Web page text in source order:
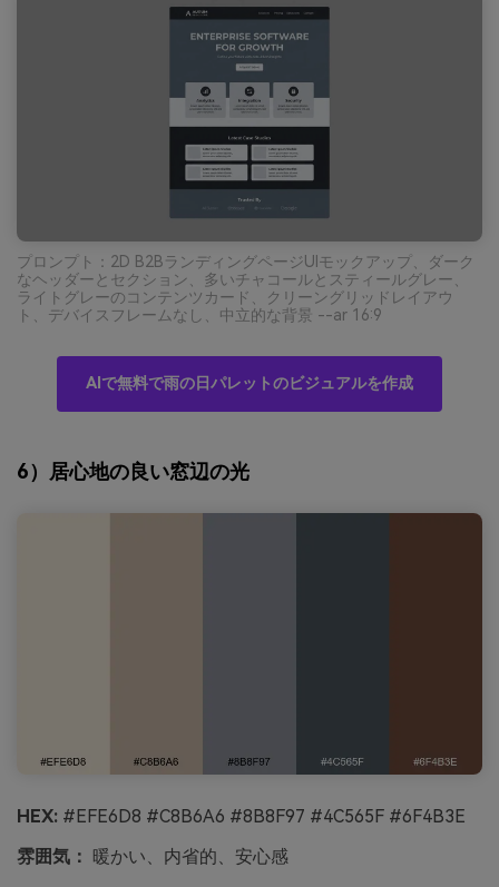
プロンプト：2D B2BランディングページUIモックアップ、ダーク
なヘッダーとセクション、多いチャコールとスティールグレー、
ライトグレーのコンテンツカード、クリーングリッドレイアウ
ト、デバイスフレームなし、中立的な背景 --ar 16:9
AIで無料で雨の日パレットのビジュアルを作成
6）居心地の良い窓辺の光
HEX: #EFE6D8 #C8B6A6 #8B8F97 #4C565F #6F4B3E
雰囲気： 暖かい、内省的、安心感